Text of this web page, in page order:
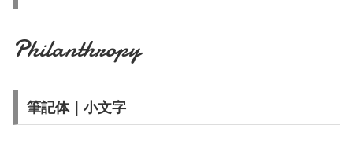
Philanthropy
筆記体｜小文字